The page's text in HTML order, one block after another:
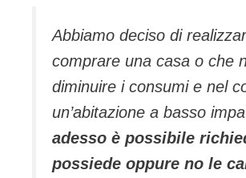
Abbiamo deciso di
comprare una casa o che
diminuire i consumi e nel
un’abitazione a basso
adesso è possibile
possiede oppure no le